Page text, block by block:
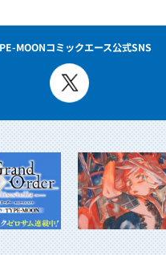
MOONコミックエース公式SNS